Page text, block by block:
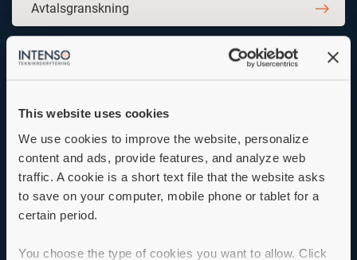
This website uses cookies
We use cookies to improve the website, personalize
content and ads, provide features, and analyze web
traffic. A cookie is a short text file that the website asks
to save on your computer, mobile phone or tablet for a
certain period.
You choose the type of cookies you want to allow. Click
Avtalsgranskning
CVkungen
Cowrite